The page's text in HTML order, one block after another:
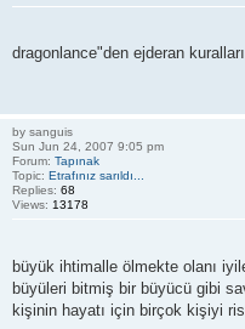
dragonlance"den ejderan
by sanguis
Sun Jun 24, 2007 9:05 pm
Forum: Tapınak
Topic: Etrafınız sarıldı...
Replies: 68
Views: 13178
büyük ihtimalle ölmekte olanı
büyüleri bitmiş bir büyücü gibi
kişinin hayatı için birçok kişiyi